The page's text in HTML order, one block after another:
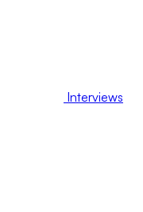
Interviews